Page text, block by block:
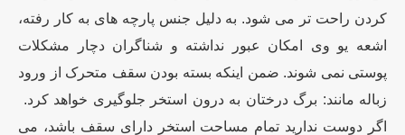
کردن راحت تر می شود. به دلیل جنس پارچه های به کار رفته،
اشعه یو وی امکان عبور نداشته و شناگران دچار مشکلات
پوستی نمی شوند. ضمن اینکه بسته بودن سقف متحرک از ورود
زباله مانند: برگ درختان به درون استخر جلوگیری خواهد کرد.
اگر دوست ندارید تمام مساحت استخر دارای سقف باشد، می